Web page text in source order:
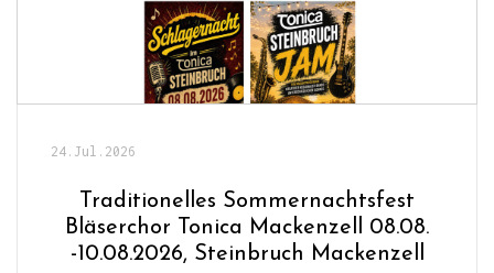
24.Jul.2026
Traditionelles Sommernachtsfest
Bläserchor Tonica Mackenzell 08.08.
-10.08.2026, Steinbruch Mackenzell